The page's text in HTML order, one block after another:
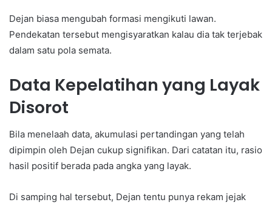
Dejan biasa mengubah formasi mengikuti lawan.
Pendekatan tersebut mengisyaratkan kalau dia tak terjebak
dalam satu pola semata.
Data Kepelatihan yang Layak
Disorot
Bila menelaah data, akumulasi pertandingan yang telah
dipimpin oleh Dejan cukup signifikan. Dari catatan itu, rasio
hasil positif berada pada angka yang layak.
Di samping hal tersebut, Dejan tentu punya rekam jejak